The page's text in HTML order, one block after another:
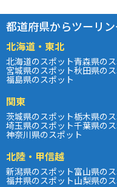
都道府県からツーリ
北海道・東北
北海道のスポット青森県の
宮城県のスポット秋田県の
福島県のスポット
関東
茨城県のスポット栃木県の
埼玉県のスポット千葉県の
神奈川県のスポット
北陸・甲信越
新潟県のスポット富山県の
福井県のスポット山梨県の